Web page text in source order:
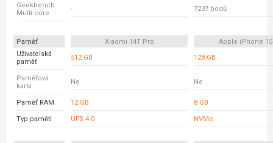
Geekbench
Multi-core
- 7237 bodů
Paměť Xiaomi 14T Pro
Apple iPhone
Uživatelská
paměť
512 GB 128 GB
Paměťová
karta
Ne Ne
Paměť RAM 12 GB 8 GB
Typ paměti UFS 4.0 NVMe